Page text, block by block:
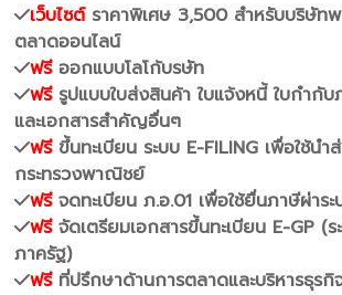
เว็บไซต์ราคาพิเศษ 3,500 สำหรับบริษัทพ
ตลาดออนไลน์
ฟรีออกแบบโลโก้บรษัท
ฟรีรูปแบบใบส่งสินค้า ใบแจ้งหนี้ ใบกำกับ
และเอกสารสำคัญอื่นๆ
ฟรีขึ้นทะเบียน ระบบ E-FILING เพื่อใช้นำ
กระทรวงพาณิชย์
ฟรีจดทะเบียน ภ.อ.01 เพื่อใช้ยื่นภาษีผ่าร
ฟรีจัดเตรียมเอกสารขึ้นทะเบียน E-GP (
ภาครัฐ)
ฟรีที่ปรึกษาด้านการตลาดและบริหารธุรกิ